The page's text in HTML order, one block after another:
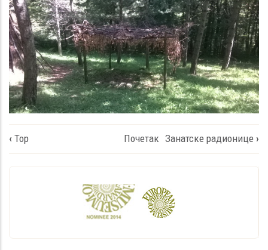
Book
‹ Тор Почетак Занатске радионице ›